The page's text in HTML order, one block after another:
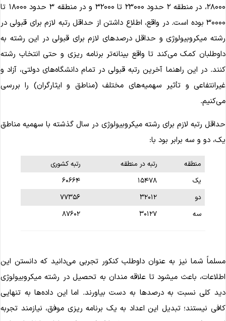
۲۸۰۰۰، در منطقه ۲ حدود ۲۳۰۰۰ تا ۳۲۰۰۰ و در منطقه ۳ حدود ۱۸۰۰۰ تا
۳۰۰۰۰ بوده است. در واقع، اطلاع داشتن از حداقل رتبه لازم برای قبولی در
میکروبیولوژی و حداقل درصدهای لازم برای قبولی در این رشته به
کمک می‌کند تا واقع بینانه‌تر برنامه ریزی و حتی انتخاب رشته
در این راهنما آخرین رتبه قبولی در تمام دانشگاه‌های دولتی، آزاد و
و تأثیر سهمیه‌های مختلف (مناطق و ایثارگران) را بررسی
رتبه لازم برای رشته میکروبیولوژی در سال گذشته با سهمیه مناطق
دو و سه برابر بود با:
منطقه رتبه در منطقه
رتبه کشوری
یک
۱۵۴۷۸
۶۰۶۶۴
دو
۳۲۰۱۲
۷۷۳۵۶
سه
۳۰۱۲۷ ۸۷۶۰۲
شما نیز به عنوان داوطلب کنکور تجربی می‌دانید که دانستن این
اطلاعات، باعث می‎شود تا علاقه مندان به تحصیل در رشته میکروبیولوژی
کلی نسبت به درصدها به دست بیاورند. اما این داده‌ها به تنهایی
نیستند؛ تبدیل این اعداد به یک برنامه ریزی موفق، نیازمند تجربه